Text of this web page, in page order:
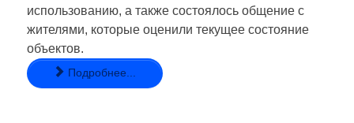
использованию, а также состоялось общение с
жителями, которые оценили текущее состояние
объектов.
Подробнее...